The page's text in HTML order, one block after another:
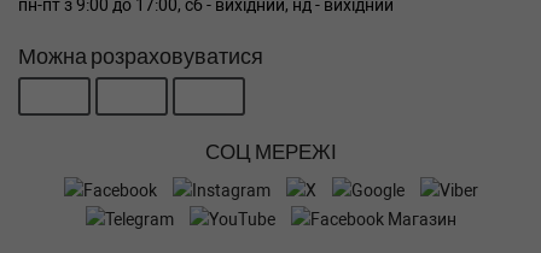
пн-пт з 9:00 до 17:00, сб - вихідний, нд - вихідний
Можна розраховуватися
СОЦ МЕРЕЖІ